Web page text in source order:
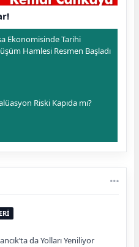
Ekonomisinde Tarihi
Hamlesi Resmen Başladı
Riski Kapıda mı?
da Yolları Yeniliyor